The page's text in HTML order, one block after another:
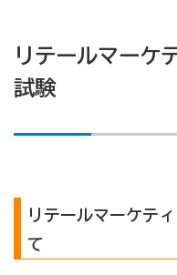
リテールマーケ
試験
リテールマーケテ
て
経営相談は商工会に
商工会が扱う融資・金